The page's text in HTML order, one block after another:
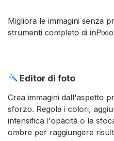
Migliora le immagini senza
strumenti completo di
Editor di foto
Crea immagini dall'aspetto
sforzo. Regola i colori,
intensifica l'opacità o la
ombre per raggiungere